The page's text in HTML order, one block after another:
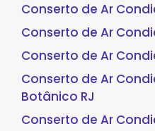
Conserto de Ar
Conserto de Ar
Conserto de Ar
Conserto de Ar
Botânico RJ
Conserto de Ar